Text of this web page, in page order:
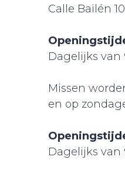
Calle Bailén 10
Dagelijks van
Missen
en op
Dagelijks van